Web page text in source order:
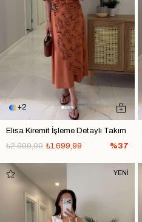
2
Elisa Kiremit İşleme Detaylı Takım
₺1.699,99
₺2.699,99 %37
YENİ